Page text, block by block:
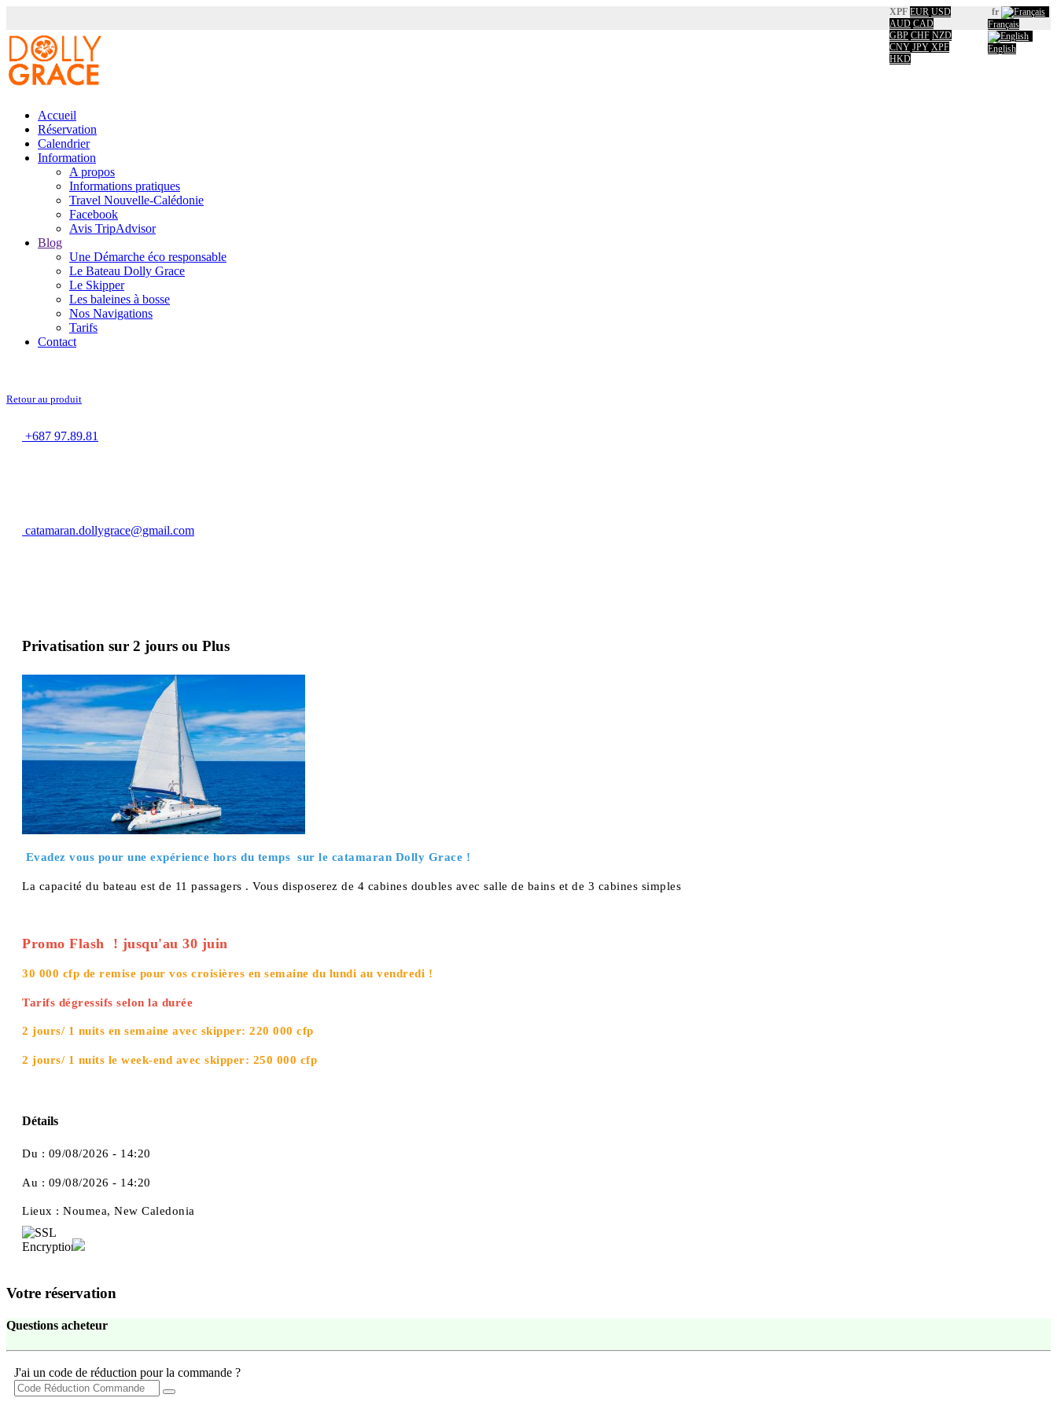
fr
Français
English
XPF EUR USD
AUD CAD
GBP CHF NZD
CNY JPY XPF
HKD
Accueil
Réservation
Calendrier
Information
A propos
Informations pratiques
Travel Nouvelle-Calédonie
Facebook
Avis TripAdvisor
Blog
Une Démarche éco responsable
Le Bateau Dolly Grace
Le Skipper
Les baleines à bosse
Nos Navigations
Tarifs
Contact
Retour au produit
+687 97.89.81
catamaran.dollygrace@gmail.com
Privatisation sur 2 jours ou Plus
Evadez vous pour une expérience hors du temps sur le catamaran Dolly Grace !
La capacité du bateau est de 11 passagers . Vous disposerez de 4 cabines doubles avec salle de bains et de 3 cabines simples
Promo Flash ! jusqu'au 30 juin
30 000 cfp de remise pour vos croisières en semaine du lundi au vendredi !
Tarifs dégressifs selon la durée
2 jours/ 1 nuits en semaine avec skipper: 220 000 cfp
2 jours/ 1 nuits le week-end avec skipper: 250 000 cfp
Détails
Du : 09/08/2026 - 14:20
Au : 09/08/2026 - 14:20
Lieux : Noumea, New Caledonia
Votre réservation
Questions acheteur
J'ai un code de réduction pour la commande ?